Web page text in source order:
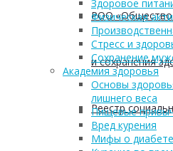
РОО «Общество
и сохранения
Реестр
Здоровое
Физическая
Стресс и
Сохранение
Академия здоровья
Основы
лишнего веса
Пищевые
Вред курения
Мифы о диабете